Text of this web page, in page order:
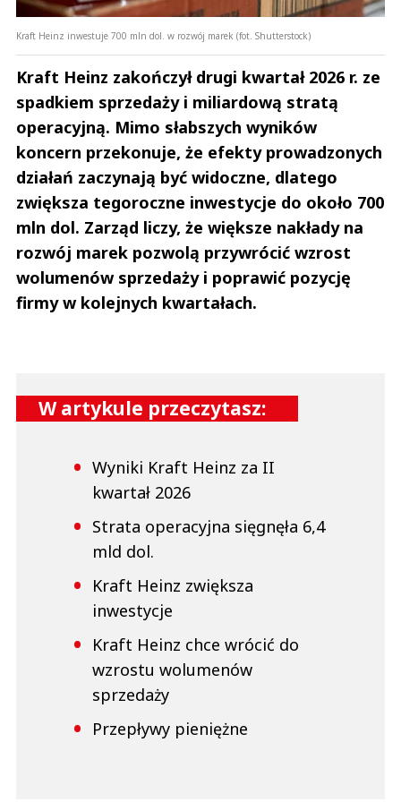
Kraft Heinz inwestuje 700 mln dol. w rozwój marek (fot. Shutterstock)
Kraft Heinz zakończył drugi kwartał 2026 r. ze
spadkiem sprzedaży i miliardową stratą
operacyjną. Mimo słabszych wyników
koncern przekonuje, że efekty prowadzonych
działań zaczynają być widoczne, dlatego
zwiększa tegoroczne inwestycje do około 700
mln dol. Zarząd liczy, że większe nakłady na
rozwój marek pozwolą przywrócić wzrost
wolumenów sprzedaży i poprawić pozycję
firmy w kolejnych kwartałach.
W artykule przeczytasz:
Wyniki Kraft Heinz za II
kwartał 2026
Strata operacyjna sięgnęła 6,4
mld dol.
Kraft Heinz zwiększa
inwestycje
Kraft Heinz chce wrócić do
wzrostu wolumenów
sprzedaży
Przepływy pieniężne